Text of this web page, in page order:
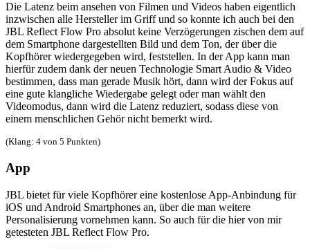
Die Latenz beim ansehen von Filmen und Videos haben eigentlich
inzwischen alle Hersteller im Griff und so konnte ich auch bei den
JBL Reflect Flow Pro absolut keine Verzögerungen zischen dem auf
dem Smartphone dargestellten Bild und dem Ton, der über die
Kopfhörer wiedergegeben wird, feststellen. In der App kann man
hierfür zudem dank der neuen Technologie Smart Audio & Video
bestimmen, dass man gerade Musik hört, dann wird der Fokus auf
eine gute klangliche Wiedergabe gelegt oder man wählt den
Videomodus, dann wird die Latenz reduziert, sodass diese von
einem menschlichen Gehör nicht bemerkt wird.
(Klang: 4 von 5 Punkten)
App
JBL bietet für viele Kopfhörer eine kostenlose App-Anbindung für
iOS und Android Smartphones an, über die man weitere
Personalisierung vornehmen kann. So auch für die hier von mir
getesteten JBL Reflect Flow Pro.